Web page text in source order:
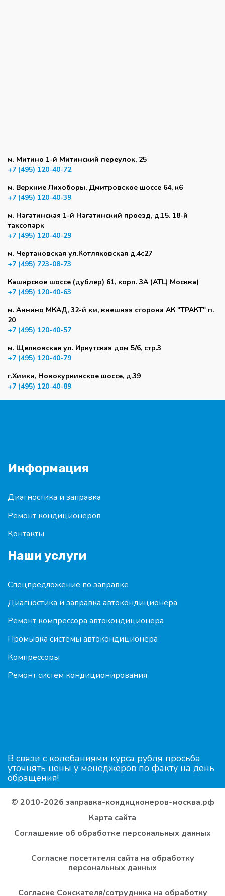
м. Митино 1-й Митинский переулок, 25
+7 (495) 120-40-72
м. Верхние Лихоборы, Дмитровское шоссе 64, к6
+7 (495) 120-40-39
м. Нагатинская 1-й Нагатинский проезд, д.15. 18-й
таксопарк
+7 (495) 120-40-29
м. Чертановская ул.Котляковская д.4с27
+7 (495) 723-08-73
Каширское шоссе (дублер) 61, корп. 3А (АТЦ Москва)
+7 (495) 120-40-63
м. Аннино МКАД, 32-й км, внешняя сторона АК "ТРАКТ" п.
20
+7 (495) 120-40-57
м. Щелковская ул. Иркутская дом 5/6, стр.3
+7 (495) 120-40-79
г.Химки, Новокуркинское шоссе, д.39
+7 (495) 120-40-89
Информация
Диагностика и заправка
Ремонт кондиционеров
Контакты
Наши услуги
Спецпредложение по заправке
Диагностика и заправка автокондиционера
Ремонт компрессора автокондиционера
Промывка системы автокондиционера
Компрессоры
Ремонт систем кондиционирования
В связи с колебаниями курса рубля просьба
уточнять цены у менеджеров по факту на день
обращения!
© 2010-2026 заправка-кондиционеров-москва.рф
Карта сайта
Соглашение об обработке персональных данных
Согласие посетителя сайта на обработку
персональных данных
Согласие Соискателя/сотрудника на обработку